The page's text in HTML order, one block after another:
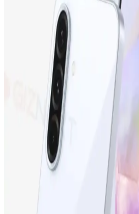
Samsung Galaxy M13, uygun fiyatıyla
güçlü bataryası ve gelişmiş kamerasıyla
bir akıllı telefon seçeneğidir.
Tecno Camon 19 Neo ve Tecno
Karşılaştırması: Hangi Telefon
Tecno Camon 19 Neo ve Tecno Spark
yorumları ve karşılaştırmasıyla,
Samsung Galaxy S24 Ultra:
Gelişmiş Kamera Özellikleriyle
Samsung Galaxy S24 Ultra, üstün
dayanıklı tasarımıyla öne çıkan en yeni
Detaylar ve özellikler için inceleyin.
Samsung Galaxy S23 FE:
Uygun Fiyatlı Akıllı Telefon